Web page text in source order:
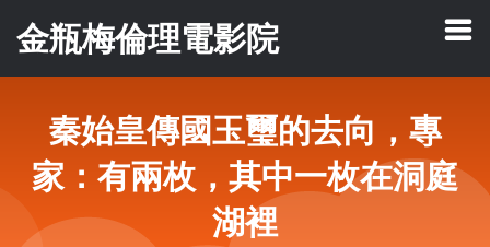
金瓶梅倫理電影院
秦始皇傳國玉璽的去向，專
家：有兩枚，其中一枚在洞庭
湖裡